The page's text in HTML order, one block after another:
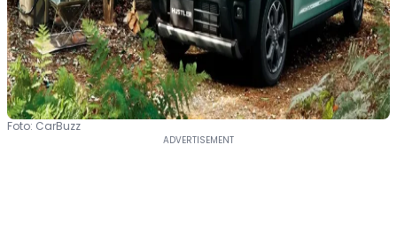
Foto: CarBuzz